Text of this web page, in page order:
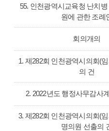
55. 인천광역시교육청 난치
원에 관한 조례
회의개의
1. 제282회 인천광역시의회(
의 건
2. 2022년도 행정사무감사
3. 제282회 인천광역시의회(
명의원 선출의